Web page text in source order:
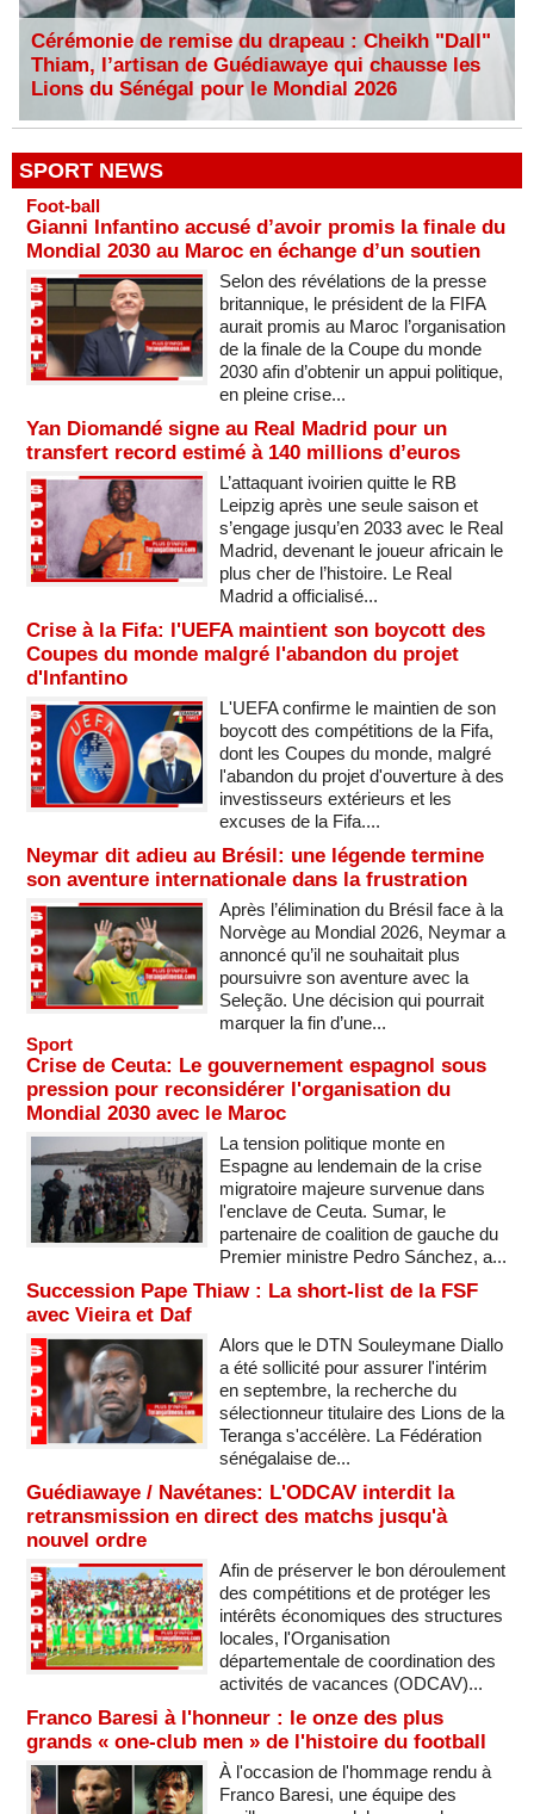
Cérémonie de remise du drapeau : Cheikh "Dall"
Thiam, l’artisan de Guédiawaye qui chausse les
Lions du Sénégal pour le Mondial 2026
SPORT NEWS
Foot-ball
Gianni Infantino accusé d’avoir promis la finale du
Mondial 2030 au Maroc en échange d’un soutien
Selon des révélations de la presse
britannique, le président de la FIFA
aurait promis au Maroc l’organisation
de la finale de la Coupe du monde
2030 afin d’obtenir un appui politique,
en pleine crise...
Yan Diomandé signe au Real Madrid pour un
transfert record estimé à 140 millions d’euros
L’attaquant ivoirien quitte le RB
Leipzig après une seule saison et
s’engage jusqu’en 2033 avec le Real
Madrid, devenant le joueur africain le
plus cher de l’histoire. Le Real
Madrid a officialisé...
Crise à la Fifa: l'UEFA maintient son boycott des
Coupes du monde malgré l'abandon du projet
d'Infantino
L'UEFA confirme le maintien de son
boycott des compétitions de la Fifa,
dont les Coupes du monde, malgré
l'abandon du projet d'ouverture à des
investisseurs extérieurs et les
excuses de la Fifa....
Neymar dit adieu au Brésil: une légende termine
son aventure internationale dans la frustration
Après l’élimination du Brésil face à la
Norvège au Mondial 2026, Neymar a
annoncé qu’il ne souhaitait plus
poursuivre son aventure avec la
Seleção. Une décision qui pourrait
marquer la fin d’une...
Sport
Crise de Ceuta: Le gouvernement espagnol sous
pression pour reconsidérer l'organisation du
Mondial 2030 avec le Maroc
La tension politique monte en
Espagne au lendemain de la crise
migratoire majeure survenue dans
l'enclave de Ceuta. Sumar, le
partenaire de coalition de gauche du
Premier ministre Pedro Sánchez, a...
Succession Pape Thiaw : La short-list de la FSF
avec Vieira et Daf
Alors que le DTN Souleymane Diallo
a été sollicité pour assurer l'intérim
en septembre, la recherche du
sélectionneur titulaire des Lions de la
Teranga s'accélère. La Fédération
sénégalaise de...
Guédiawaye / Navétanes: L'ODCAV interdit la
retransmission en direct des matchs jusqu'à
nouvel ordre
Afin de préserver le bon déroulement
des compétitions et de protéger les
intérêts économiques des structures
locales, l'Organisation
départementale de coordination des
activités de vacances (ODCAV)...
Franco Baresi à l'honneur : le onze des plus
grands « one-club men » de l'histoire du football
À l'occasion de l'hommage rendu à
Franco Baresi, une équipe des